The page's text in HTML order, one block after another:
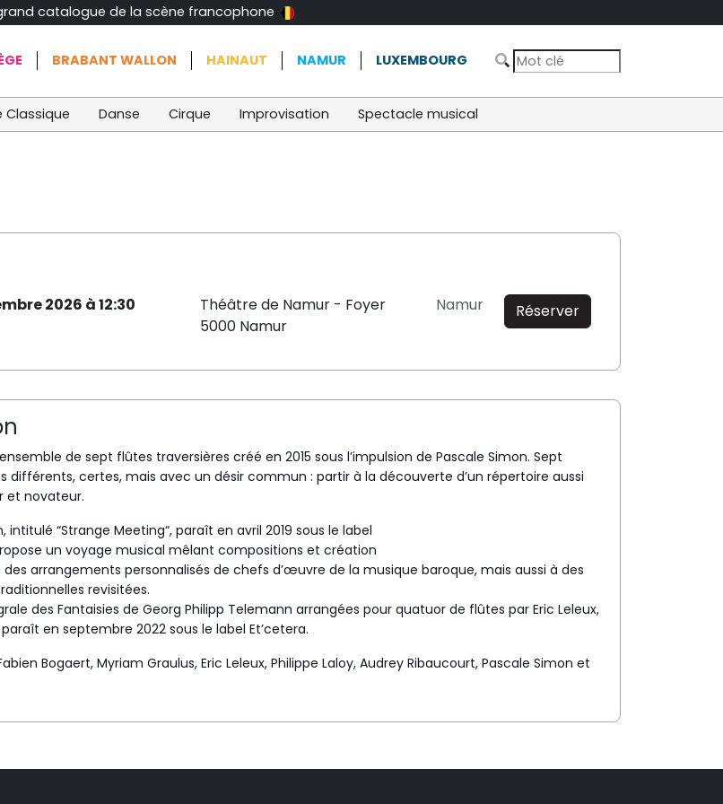
catalogue de la scène francophone
BRABANT WALLON HAINAUT NAMUR LUXEMBOURG
Classique Danse Cirque Improvisation Spectacle musical
2026 à 12:30
Théâtre de Namur - Foyer
5000 Namur
Namur Réserver
de sept flûtes traversières créé en 2015 sous l’impulsion de Pascale Simon. Sept
différents, certes, mais avec un désir commun : partir à la découverte d’un répertoire aussi
et novateur.
intitulé “Strange Meeting“, paraît en avril 2019 sous le label
un voyage musical mêlant compositions et création
arrangements personnalisés de chefs d’œuvre de la musique baroque, mais aussi à des
revisitées.
des Fantaisies de Georg Philipp Telemann arrangées pour quatuor de flûtes par Eric Leleux,
en septembre 2022 sous le label Et’cetera.
Bogaert, Myriam Graulus, Eric Leleux, Philippe Laloy, Audrey Ribaucourt, Pascale Simon et